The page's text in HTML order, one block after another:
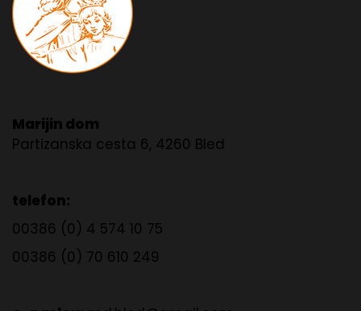
Marijin dom
Partizanska cesta 6, 4260 Bled
telefon:
00386 (0) 4 574 10 75
00386 (0) 70 610 249